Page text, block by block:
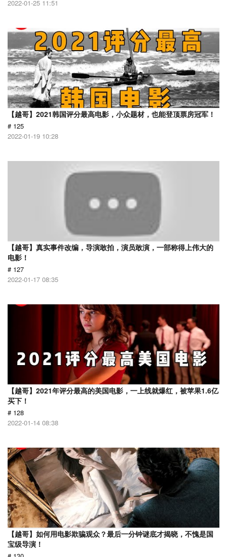
2022-01-25 11:51
【越哥】2021韩国评分最高电影，小众题材，也能登顶票房冠军！
# 125
2022-01-19 10:28
【越哥】真实事件改编，导演敢拍，演员敢演，一部称得上伟大的
电影！
# 127
2022-01-17 08:35
【越哥】2021年评分最高的美国电影，一上线就爆红，被苹果1.6亿
买下！
# 128
2022-01-14 08:38
【越哥】如何用电影欺骗观众？最后一分钟谜底才揭晓，不愧是国
宝级导演！